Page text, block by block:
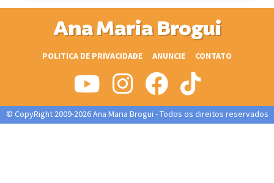
Ana Maria Brogui
POLITICA DE PRIVACIDADE ANUNCIE CONTATO
© CopyRight 2009-2026 Ana Maria Brogui - Todos os direitos reservados